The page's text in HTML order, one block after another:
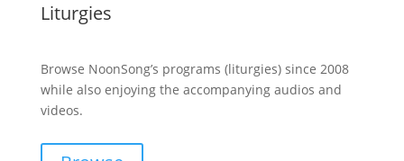
Liturgies
Browse NoonSong’s programs (liturgies) since 2008
while also enjoying the accompanying audios and
videos.